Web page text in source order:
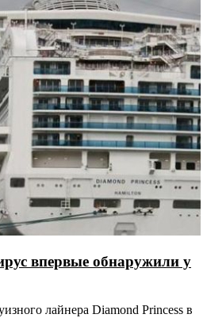
впервые обнаружили у
лайнера Diamond Princess в